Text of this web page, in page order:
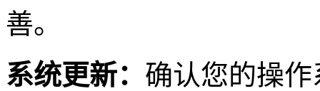
善。
系统更新： 确认您的操